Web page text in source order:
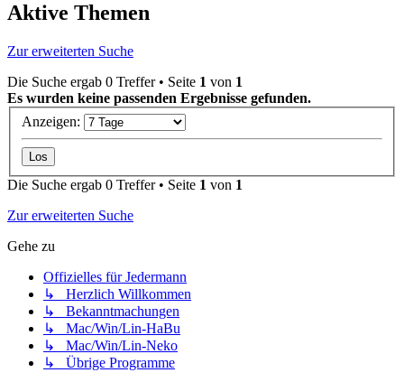
Aktive Themen
Zur erweiterten Suche
Die Suche ergab 0 Treffer • Seite 1 von 1
Es wurden keine passenden Ergebnisse gefunden.
Anzeigen:
Die Suche ergab 0 Treffer • Seite 1 von 1
Zur erweiterten Suche
Gehe zu
Offizielles für Jedermann
↳ Herzlich Willkommen
↳ Bekanntmachungen
↳ Mac/Win/Lin-HaBu
↳ Mac/Win/Lin-Neko
↳ Übrige Programme